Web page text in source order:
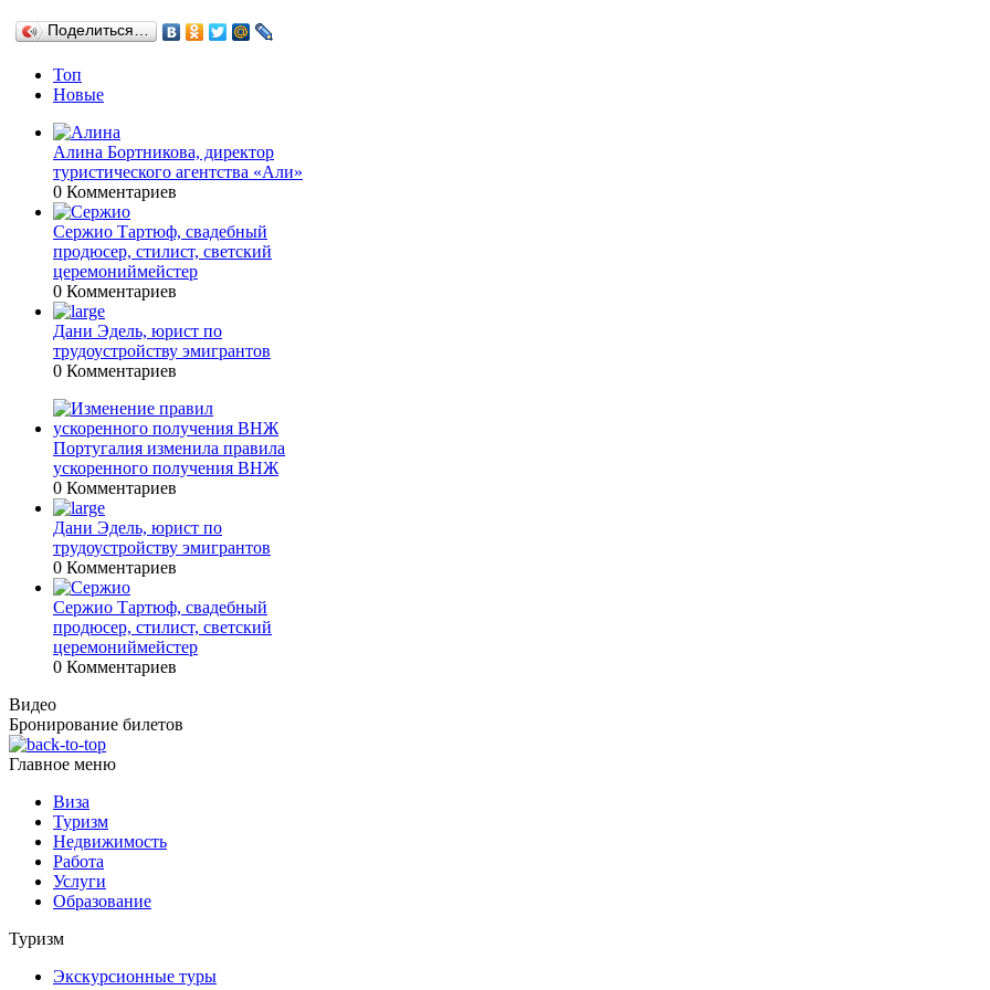
Поделиться…
Топ
Новые
Алина Бортникова, директор
туристического агентства «Али»
0 Комментариев
Сержио Тартюф, свадебный
продюсер, стилист, светский
церемониймейстер
0 Комментариев
Дани Эдель, юрист по
трудоустройству эмигрантов
0 Комментариев
Португалия изменила правила
ускоренного получения ВНЖ
0 Комментариев
Дани Эдель, юрист по
трудоустройству эмигрантов
0 Комментариев
Сержио Тартюф, свадебный
продюсер, стилист, светский
церемониймейстер
0 Комментариев
Видео
Бронирование билетов
Главное меню
Виза
Туризм
Недвижимость
Работа
Услуги
Образование
Туризм
Экскурсионные туры